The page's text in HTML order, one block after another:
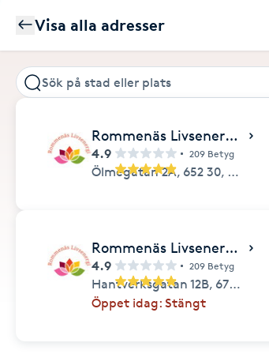
Visa alla adresser
Rommenäs Livsenergi Karlstad
4.9 209 Betyg
Ölmegatan 2A, 652 30, Karlstad
Rommenäs Livsenergi Arvika
4.9 209 Betyg
Hantverksgatan 12B, 671 31,
Öppet idag: Stängt